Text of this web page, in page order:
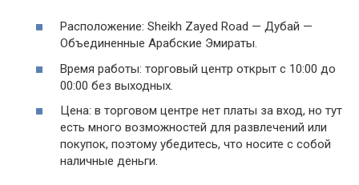
Расположение: Sheikh Zayed Road — Дубай —
Объединенные Арабские Эмираты.
Время работы: торговый центр открыт с 10:00 до
00:00 без выходных.
Цена: в торговом центре нет платы за вход, но тут
есть много возможностей для развлечений или
покупок, поэтому убедитесь, что носите с собой
наличные деньги.